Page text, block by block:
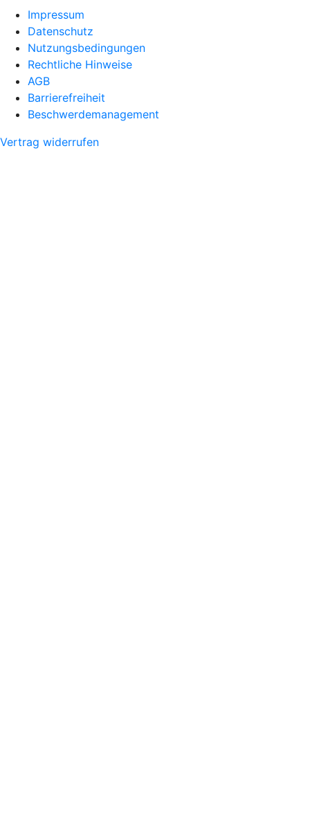
Impressum
Datenschutz
Nutzungsbedingungen
Rechtliche Hinweise
AGB
Barrierefreiheit
Beschwerdemanagement
Vertrag widerrufen